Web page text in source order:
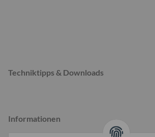
Techniktipps & Downloads
Informationen